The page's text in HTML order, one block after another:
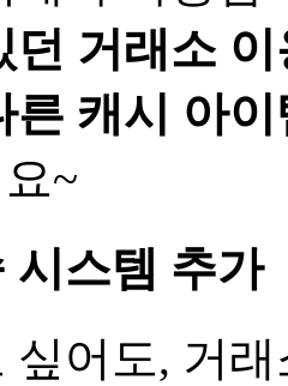
던 거래소
른 캐시 아
~
시스템 추가
싶어도, 거